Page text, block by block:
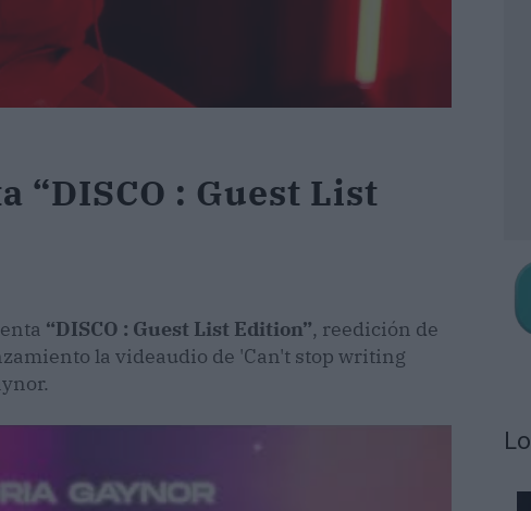
“DISCO : Guest List
“DISCO : Guest List Edition”, reedición de
la videaudio de 'Can't stop writing